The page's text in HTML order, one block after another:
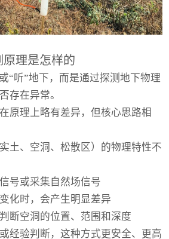
理是怎样的
“听”地下，而是通过探测地下物理
存在异常。
原理上略有差异，但核心思路相
土、空洞、松散区）的物理特性不
号或采集自然场信号
化时，会产生明显差异
断空洞的位置、范围和深度
经验判断，这种方式更安全、更高